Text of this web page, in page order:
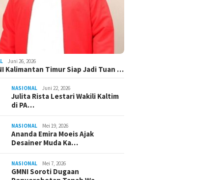
Juni 26, 2026
Kalimantan Timur Siap Jadi Tuan …
NASIONAL Juni 22, 2026
Julita Rista Lestari Wakili Kaltim
di PA…
NASIONAL Mei 19, 2026
Ananda Emira Moeis Ajak
Desainer Muda Ka…
NASIONAL Mei 7, 2026
GMNI Soroti Dugaan